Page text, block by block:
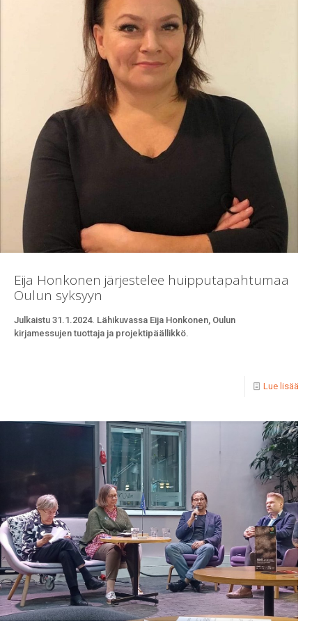
Eija Honkonen järjestelee huipputapahtumaa
Oulun syksyyn
Julkaistu 31.1.2024. Lähikuvassa Eija Honkonen, Oulun
kirjamessujen tuottaja ja projektipäällikkö.
Lue lisää